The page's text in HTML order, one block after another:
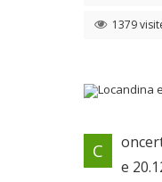
1379
Dal 19/
20/12/
C
e